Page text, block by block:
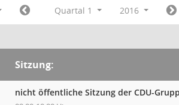
Quartal 1 2016
Sitzung:
nicht öffentliche Sitzung der CDU-